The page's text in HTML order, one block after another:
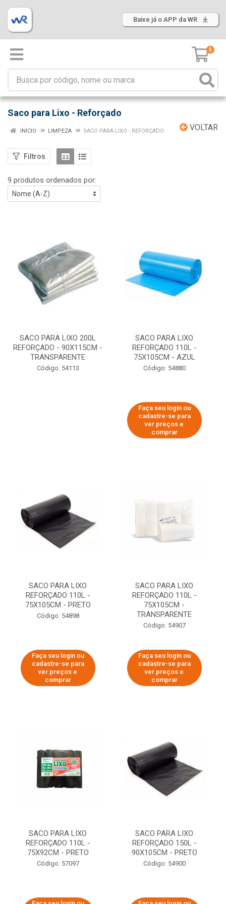
Baixe já o APP da WR
0
Saco para Lixo - Reforçado
VOLTAR
INÍCIO LIMPEZA SACO PARA LIXO - REFORÇADO
Filtros
9 produtos ordenados por:
SACO PARA LIXO 200L
REFORÇADO - 90X115CM -
TRANSPARENTE
Código: 54113
SACO PARA LIXO
REFORÇADO 110L -
75X105CM - AZUL
Código: 54880
Faça seu login ou
cadastre-se para
ver preços e
comprar
SACO PARA LIXO
REFORÇADO 110L -
75X105CM - PRETO
Código: 54898
Faça seu login ou
cadastre-se para
ver preços e
comprar
SACO PARA LIXO
REFORÇADO 110L -
75X105CM -
TRANSPARENTE
Código: 54907
Faça seu login ou
cadastre-se para
ver preços e
comprar
SACO PARA LIXO
REFORÇADO 110L -
75X92CM - PRETO
Código: 57097
SACO PARA LIXO
REFORÇADO 150L -
90X105CM - PRETO
Código: 54900